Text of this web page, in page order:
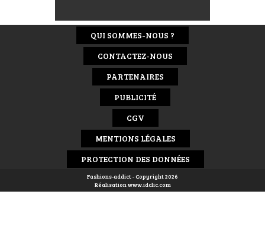
QUI SOMMES-NOUS ?
CONTACTEZ-NOUS
PARTENAIRES
PUBLICITÉ
CGV
MENTIONS LÉGALES
PROTECTION DES DONNÉES
Fashions-addict - Copyright 2026
Réalisationwww.idclic.com